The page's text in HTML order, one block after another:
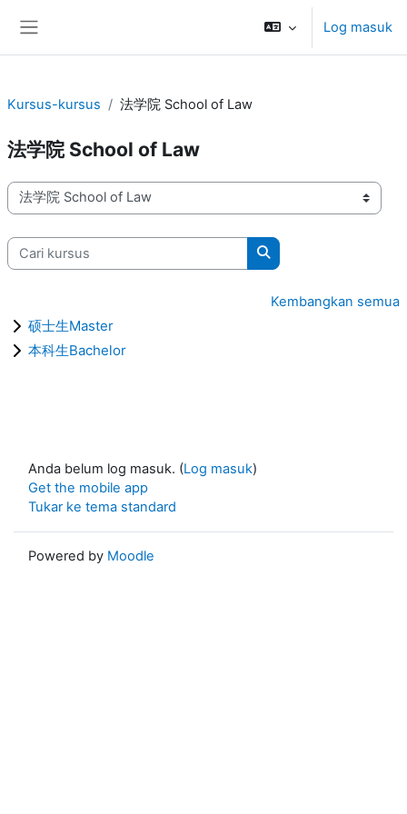
Log masuk
Kursus-kursus 法学院 School of Law
法学院 School of Law
Kategori-kategori Kursus
Cari kursus
Cari kursus
Kembangkan semua
硕士生Master
本科生Bachelor
Anda belum log masuk. (Log masuk)
Get the mobile app
Tukar ke tema standard
Powered by Moodle